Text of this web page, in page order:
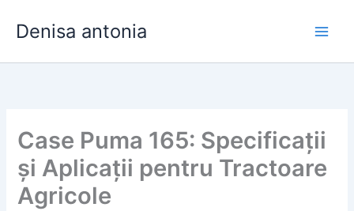
Denisa antonia
Case Puma 165: Specificații
și Aplicații pentru Tractoare
Agricole